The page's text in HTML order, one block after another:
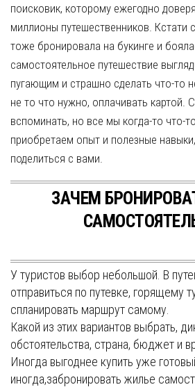
поисковик, которому ежегодно
миллионы путешественников. Кстати
тоже бронировала на букинге и
самостоятельное путешествие
пугающим и страшно сделать что-то
не то что нужно, оплачивать картой.
вспоминать, но все мы когда-то что-
приобретаем опыт и полезные
поделиться с вами.
ЗАЧЕМ
У туристов выбор небольшой. В
отправиться по путевке, горящему
спланировать маршрут самому.
Какой из этих вариантов выбрать,
обстоятельства, страна, бюджет и
Иногда выгоднее купить уже
иногда,забронировать жилье